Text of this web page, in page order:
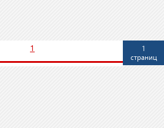
1
страниц
1